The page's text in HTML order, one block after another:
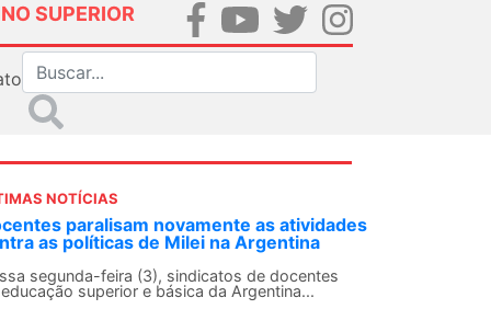
SUPERIOR
NOTÍCIAS
SN convoca docentes para Dia de
Internacionalista com Cuba em
de agosto
SN conclama suas seções sindicais e o